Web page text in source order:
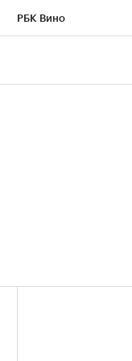
РБК Вино